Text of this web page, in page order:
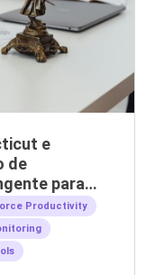
e
de
para
Productivity